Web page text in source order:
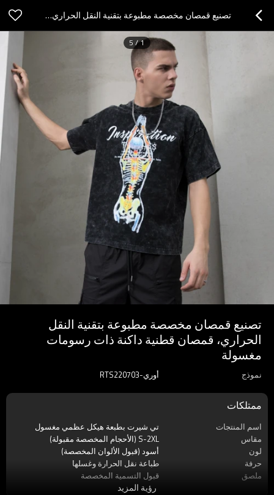
تصنيع قمصان مخصصة مطبوعة بتقنية النقل الحراري، قمصان قطنية داكنة ذات رسومات مغسولة
1
/
5
تصنيع قمصان مخصصة مطبوعة بتقنية النقل
الحراري، قمصان قطنية داكنة ذات رسومات
مغسولة
نموذج أوري-RTS220703
ممتلكات
اسم المنتجات
تي شيرت بطبعة هيكل عظمي مغسول
مقاس
S-2XL (الأحجام المخصصة مقبولة)
لون
أسود (قبول الألوان المخصصة)
حرفة
طباعة نقل الحرارة وغسلها
ملصق
قبول التسمية المخصصة
صيف
رؤية المزيد